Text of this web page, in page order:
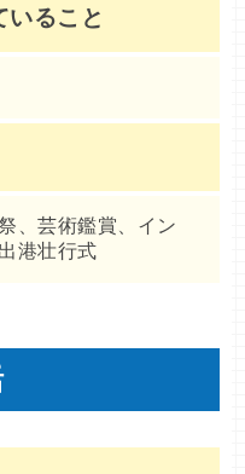
いること
、芸術鑑賞、イン
港壮行式